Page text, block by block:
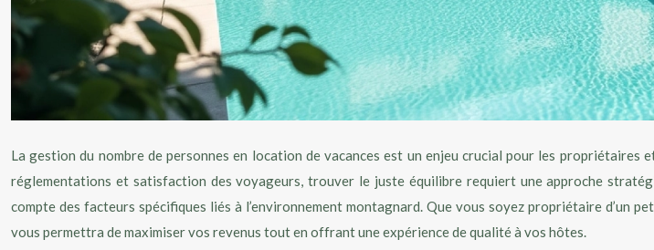
La gestion du nombre de personnes en location de vacances est un enjeu crucial pour les
réglementations et satisfaction des voyageurs, trouver le juste équilibre requiert une approche
compte des facteurs spécifiques liés à l’environnement montagnard. Que vous soyez propriétaire d’un
vous permettra de maximiser vos revenus tout en offrant une expérience de qualité à vos hôtes.